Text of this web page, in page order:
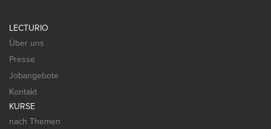
LECTURIO
Über uns
Presse
Jobangebote
Kontakt
KURSE
nach Themen